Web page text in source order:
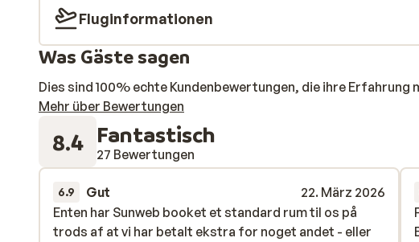
Fluginformationen
Was Gäste sagen
Dies sind 100% echte Kundenbewertungen, die ihre
Mehr über Bewertungen
8.4 Fantastisch
27 Bewertungen
6.9 Gut
22. März 2026
Enten har Sunweb booket et standard rum til os på
trods af at vi har betalt ekstra for noget andet - eller
Enten har Sunweb booket et standard rum til os på
trods af at vi har betalt ekstra for noget andet - eller